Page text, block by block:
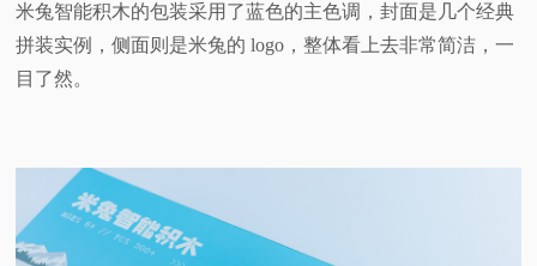
验
专
米兔智能积木的包装采用了蓝色的主色调，封面是几个经典
拼装实例，侧面则是米兔的 logo，整体看上去非常简洁，一
目了然。